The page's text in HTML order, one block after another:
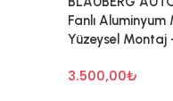
Fanlı
Yüzeysel Montaj
3.500,00₺